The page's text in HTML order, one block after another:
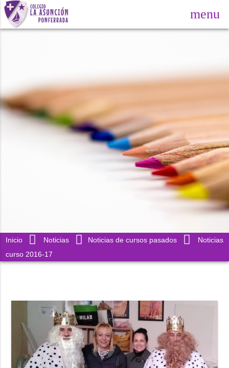
menu
Inicio Noticias Noticias de cursos pasados
Noticias
curso 2016-17